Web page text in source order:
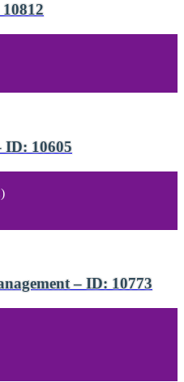
ID: 10605
– ID: 10773